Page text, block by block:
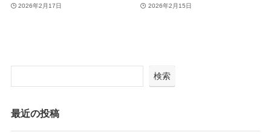
2026年2月17日 2026年2月15日
検索
最近の投稿